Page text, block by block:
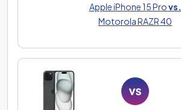
Apple iPhone 15 Provs.
Motorola RAZR 40